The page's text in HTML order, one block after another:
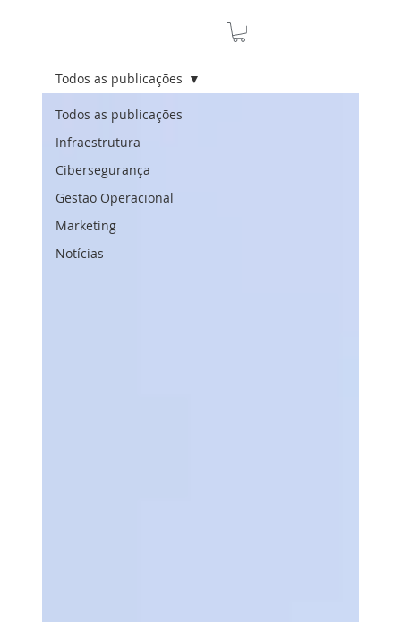
Todos as publicações
Infraestrutura
Cibersegurança
Gestão Operacional
Marketing
Notícias
Todos as publicações